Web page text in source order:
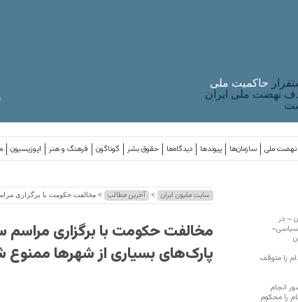
حاکميت ملی
نهضت ملی ایران
اپوزیسیون فرهنگ و هنر گوناگون حقوق بشر دیدگاه‌ها پیوندها سازمان‌ها نهضت ملی
سایت ملیون ایران > آخرین مطالب > مخالفت حکومت با برگزاری
مخالفت حکومت با برگزاری مراسم
پارک‌های بسیاری از شهرها ممنوع
– در
را متوقف
انجام
را محکوم